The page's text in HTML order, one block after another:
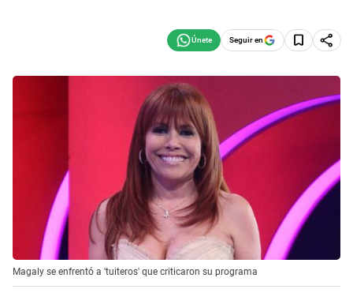
Seguir en
Magaly se enfrentó a 'tuiteros' que criticaron su programa